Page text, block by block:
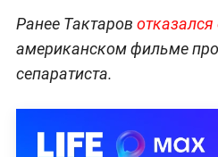
Ранее Тактаров
американском фильме про
сепаратиста.